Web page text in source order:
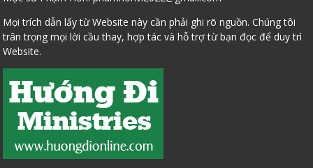
Mọi trích dẫn lấy từ Website này cần phải ghi rõ nguồn. Chúng tôi
trân trọng mọi lời cầu thay, hợp tác và hỗ trợ từ bạn đọc để duy trì
Website.